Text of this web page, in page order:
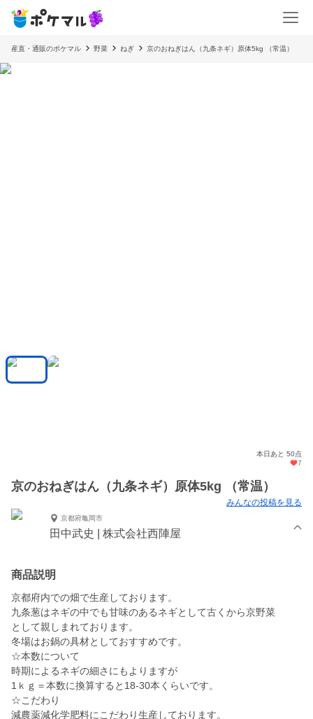
産直・通販のポケマル 野菜 ねぎ 京のおねぎはん（九条ネギ）原体5kg （常温）
本日あと 50点
7
京のおねぎはん（九条ネギ）原体5kg （常温）
みんなの投稿を見る
京都府亀岡市
田中武史 | 株式会社西陣屋
商品説明
京都府内での畑で生産しております。
九条葱はネギの中でも甘味のあるネギとして古くから京野菜
として親しまれております。
冬場はお鍋の具材としておすすめです。
☆本数について
時期によるネギの細さにもよりますが
1ｋｇ＝本数に換算すると18-30本くらいです。
☆こだわり
減農薬減化学肥料にこだわり生産しております。